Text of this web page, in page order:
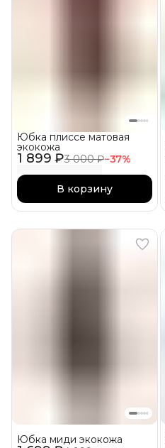
1 899 ₽3 000 ₽−37%
Юбка плиссе матовая
экокожа
В корзину
Юбка миди экокожа